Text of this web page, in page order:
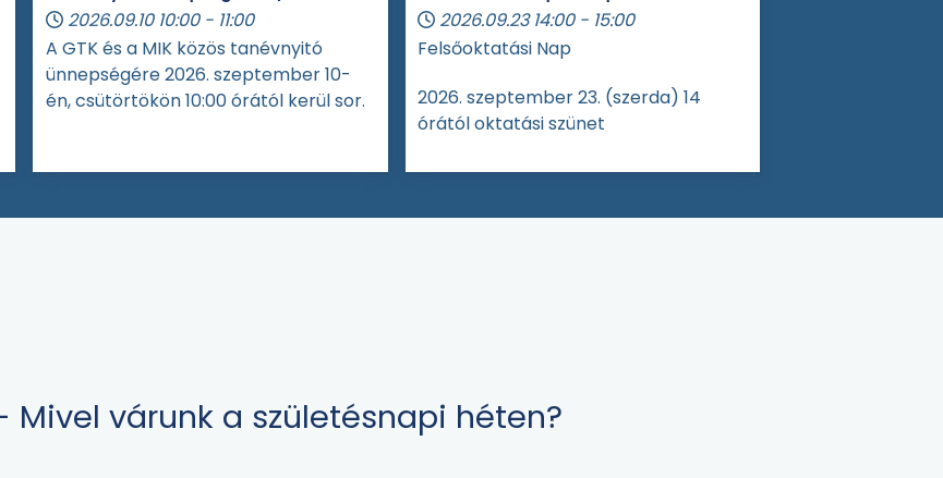
2026.09.10 10:00 - 11:00
A GTK és a MIK közös tanévnyitó
ünnepségére 2026. szeptember 10-
én, csütörtökön 10:00 órától kerül sor.
2026.09.23 14:00 - 15:00
Felsőoktatási Nap
2026. szeptember 23. (szerda) 14
órától oktatási szünet
Mivel várunk a születésnapi héten?